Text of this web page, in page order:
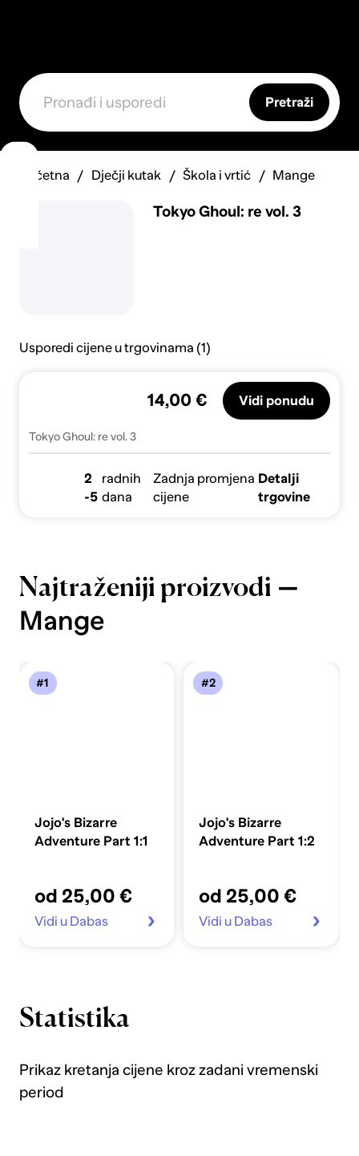
Pretraži
Početna Dječji kutak Škola i vrtić Mange
Tokyo Ghoul: re vol. 3
Usporedi cijene u trgovinama (1)
Tokyo Ghoul: re vol. 3
14,00 € Vidi ponudu
2
-5
radnih
dana
Zadnja promjena
cijene
Detalji
trgovine
Najtraženiji proizvodi —
Mange
#1
Jojo's Bizarre
Adventure Part 1:1
od 25,00 €
Vidi u Dabas
#2
Jojo's Bizarre
Adventure Part 1:2
od 25,00 €
Vidi u Dabas
Statistika
Prikaz kretanja cijene kroz zadani vremenski
period